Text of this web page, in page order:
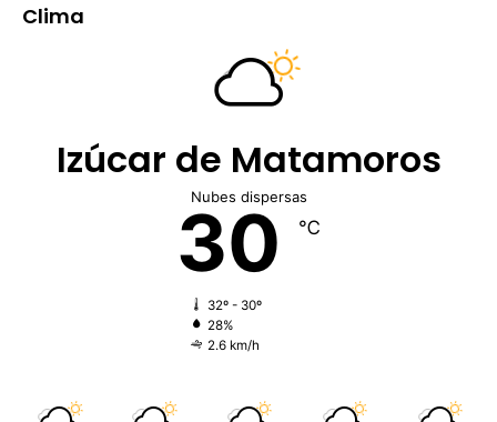
Clima
Izúcar de Matamoros
Nubes dispersas
30 ℃
32º - 30º
28%
2.6 km/h